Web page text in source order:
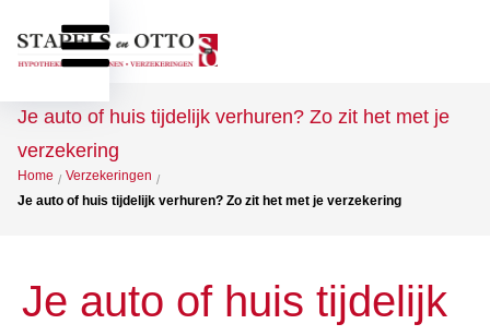
Je auto of huis tijdelijk verhuren? Zo zit het met je
verzekering
Home / Verzekeringen /
Je auto of huis tijdelijk verhuren? Zo zit het met je verzekering
Je auto of huis tijdelijk